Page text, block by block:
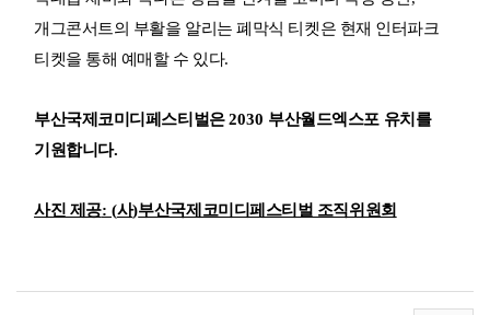
개그콘서트의 부활을 알리는 폐막식 티켓은 현재 인터파크
티켓을 통해 예매할 수 있다.
부산국제코미디페스티벌은2030 부산월드엑스포 유치를
기원합니다.
사진 제공: (사)부산국제코미디페스티벌 조직위원회